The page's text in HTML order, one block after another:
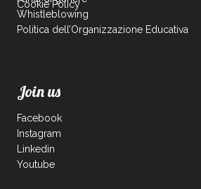
Whistleblowing
Politica dell’Organizzazione Educativa
Cookie Policy
Join us
Facebook
Instagram
Linkedin
Youtube